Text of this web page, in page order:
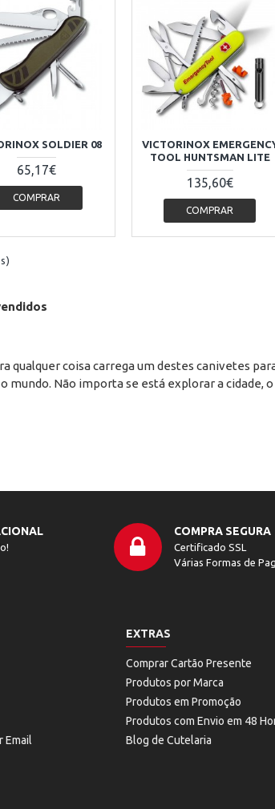
qualquer coisa carrega um destes canivetes
mundo. Não importa se está explorar a cidade,
SOLDIER 08
65,17€
COMPRAR
VICTORINOX
TOOL HUNTSMAN LITE
135,60€
COMPRAR
COMPRA SEGURA
Certificado SSL
Várias Formas de
Email
EXTRAS
Comprar Cartão Presente
Produtos por Marca
Produtos em Promoção
Produtos com Envio em 48
Blog de Cutelaria